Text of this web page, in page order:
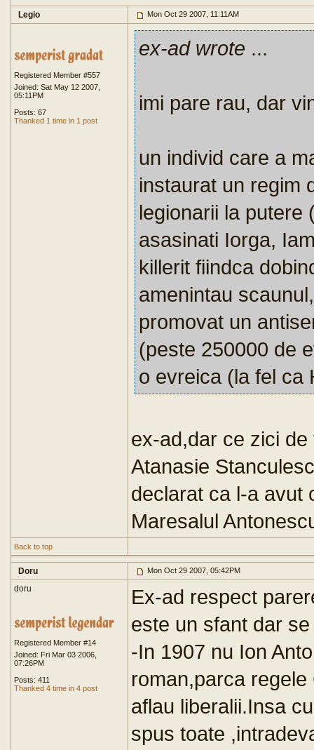
Legio Mon Oct 29 2007, 11:11AM
Registered Member #557
Joined: Sat May 12 2007,
05:11PM
Posts: 67
Thanked 1 time in 1 post
ex-ad wrote ...
imi pare rau, dar
un individ care a
instaurat un regim
legionarii la putere
asasinati Iorga,
killerit fiindca
amenintau
promovat un
(peste 250000 de
o evreica (la fel ca
ex-ad,dar ce zici
Atanasie
declarat ca l-a avut
Maresalul
Back to top
Doru Mon Oct 29 2007, 05:42PM
doru
Registered Member #14
Joined: Fri Mar 03 2006,
07:26PM
Posts: 411
Thanked 4 time in 4 post
Ex-ad respect
este un sfant dar
-In 1907 nu Ion
roman,parca
aflau liberalii.Insa
spus toate